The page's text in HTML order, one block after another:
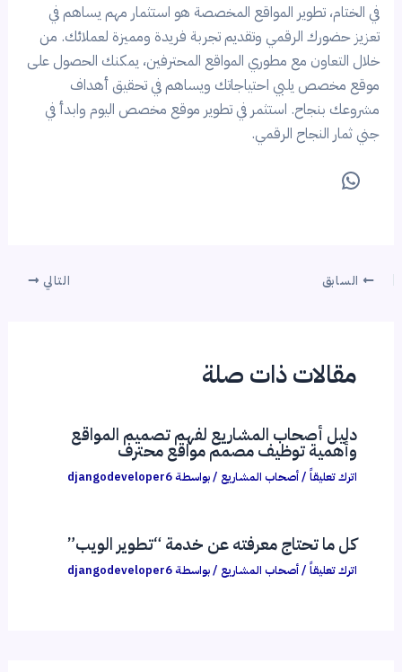
في الختام، تطوير المواقع المخصصة هو استثمار مهم يساهم في
تعزيز حضورك الرقمي وتقديم تجربة فريدة ومميزة لعملائك. من
خلال التعاون مع مطوري المواقع المحترفين، يمكنك الحصول على
موقع مخصص يلبي احتياجاتك ويساهم في تحقيق أهداف
مشروعك بنجاح. استثمر في تطوير موقع مخصص اليوم وابدأ في
جني ثمار النجاح الرقمي.
السابق التالي
مقالات ذات صلة
دليل أصحاب المشاريع لفهم تصميم المواقع
وأهمية توظيف مصمم مواقع محترف
اترك تعليقاً /أصحاب المشاريع / بواسطةdjangodeveloper6
كل ما تحتاج معرفته عن خدمة “تطوير الويب”
اترك تعليقاً /أصحاب المشاريع / بواسطةdjangodeveloper6